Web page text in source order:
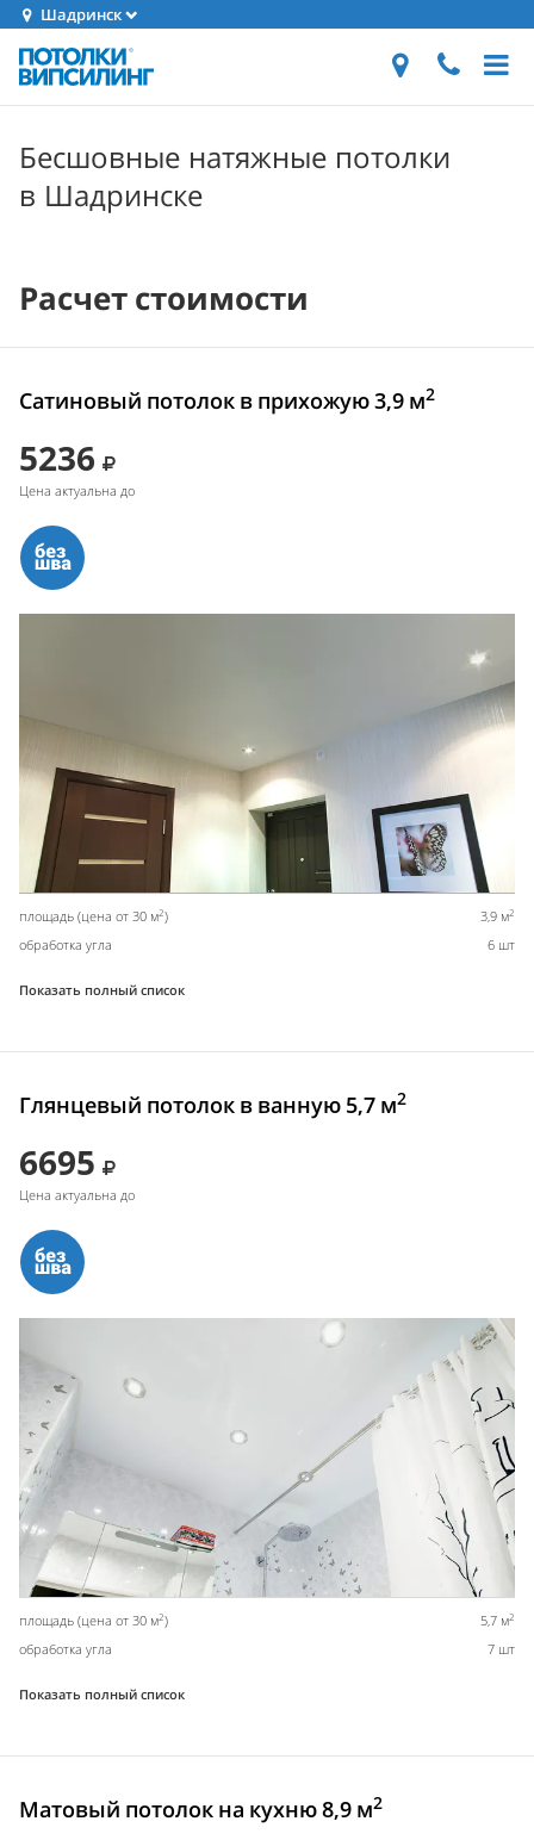
Шадринск
Бесшовные натяжные потолки
в Шадринске
Расчет стоимости
Сатиновый потолок в прихожую 3,9 м2
5236
Цена актуальна до
площадь (цена от 30 м2) 3,9 м2
обработка угла 6 шт
Показать полный список
Глянцевый потолок в ванную 5,7 м2
6695
Цена актуальна до
площадь (цена от 30 м2) 5,7 м2
обработка угла 7 шт
Показать полный список
Матовый потолок на кухню 8,9 м2